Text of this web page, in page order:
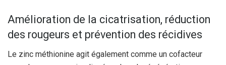
Amélioration de la cicatrisation, réduction
des rougeurs et prévention des récidives
Le zinc méthionine agit également comme un cofacteur